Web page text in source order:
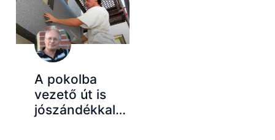
A pokolba
vezető út is
jószándékkal…